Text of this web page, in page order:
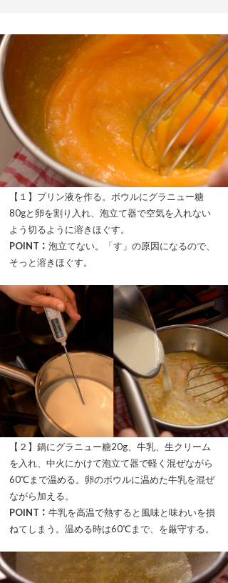
【１】プリン液を作る。ボウルにグラニュー糖
80gと卵を割り入れ、泡立て器で空気を入れない
よう切るように溶きほぐす。
POINT： 泡立てない。「す」の原因になるので、
そっと溶きほぐす。
【２】鍋にグラニュー糖20g、牛乳、生クリーム
を入れ、中火にかけて泡立て器で軽く混ぜながら
60℃まで温める。卵のボウルに温めた牛乳を混ぜ
ながら加える。
POINT： 牛乳を高温で熱すると風味と味わいを損
ねてしまう。温める時は60℃まで、を厳守する。